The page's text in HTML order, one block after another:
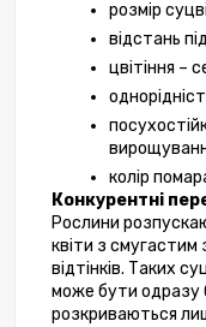
розмір
відстань
цвітіння –
колір
Конкурентні
Рослини
квіти з
відтінків. Таких
може бути одразу
розкриваються